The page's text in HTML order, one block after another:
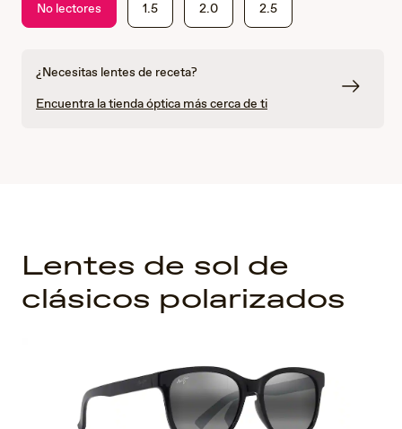
No lectores 1.5 2.0 2.5
¿Necesitas lentes de receta?
Encuentra la tienda óptica más cerca de ti
Lentes de sol de
clásicos polarizados